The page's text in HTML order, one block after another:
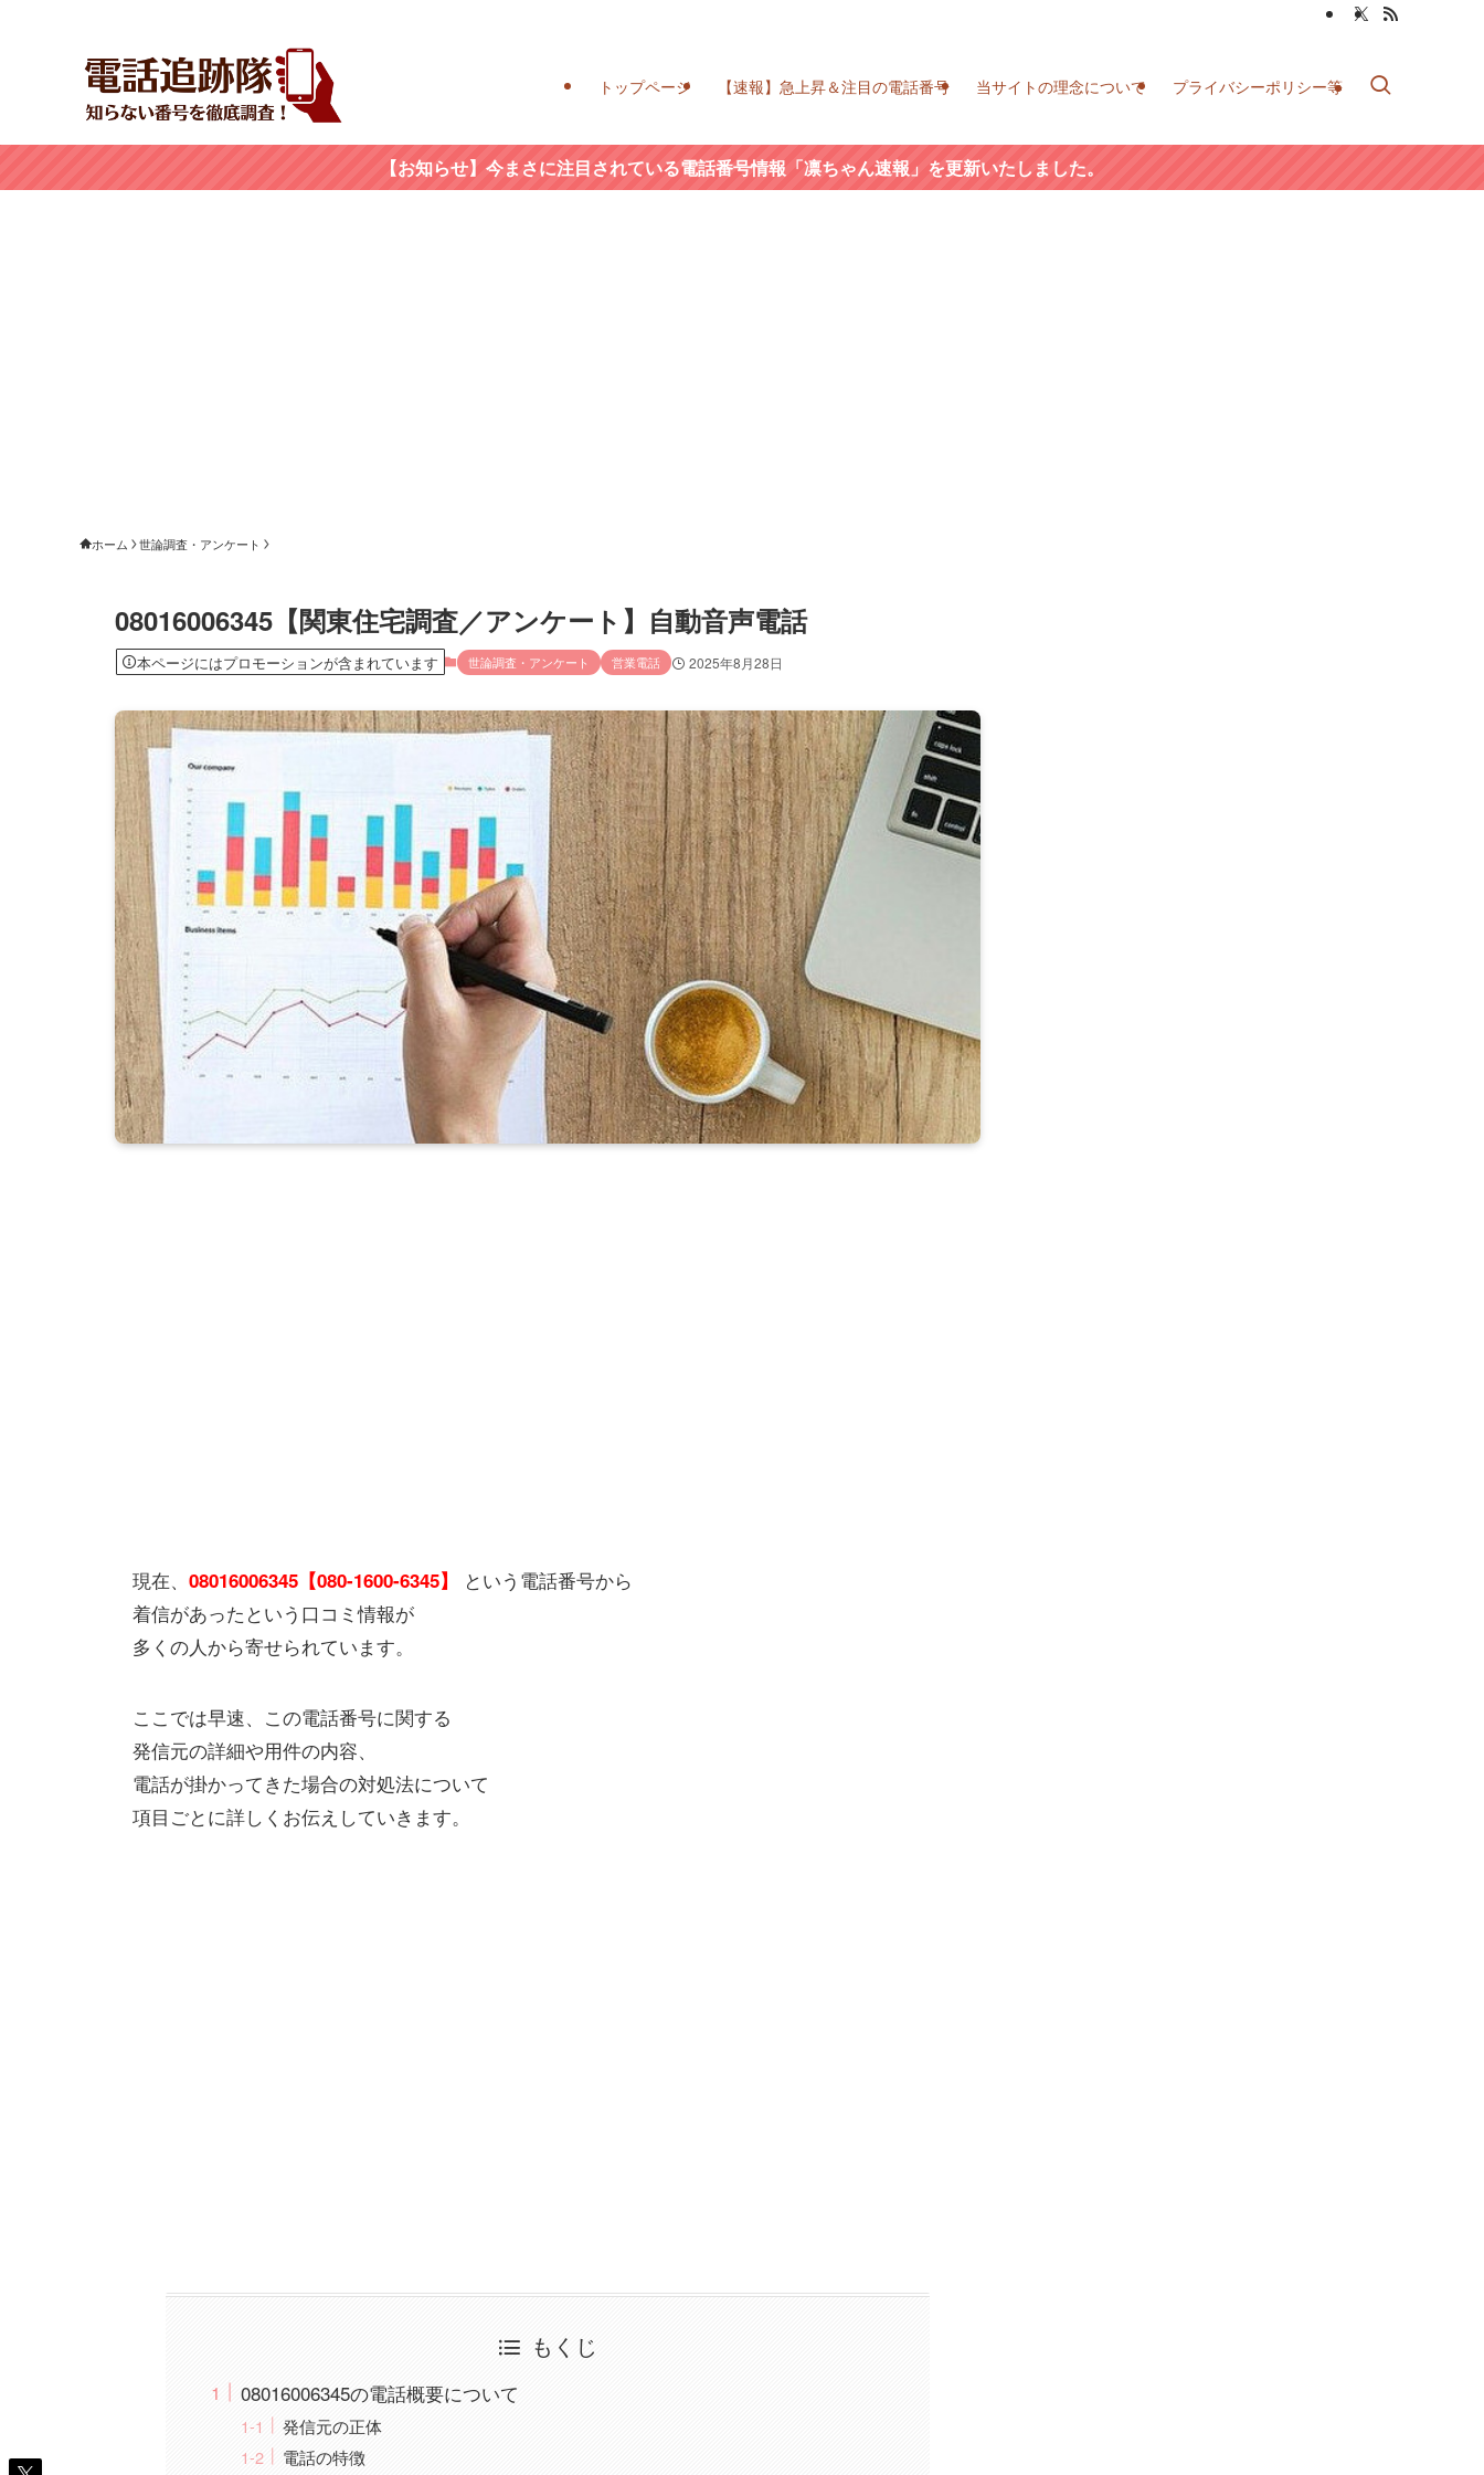
トップページ 【速報】急上昇＆注目の電話番号 当サイトの理念について プライバシーポリシー等
【お知らせ】今まさに注目されている電話番号情報「凛ちゃん速報」を更新いたしました。
ホーム 世論調査・アンケート
08016006345【関東住宅調査／アンケート】自動音声電話
本ページにはプロモーションが含まれています 世論調査・アンケート 営業電話 2025年8月28日
現在、 08016006345【080-1600-6345】
という電話番号から
着信があったという口コミ情報が
多くの人から寄せられています。
ここでは早速、この電話番号に関する
発信元の詳細や用件の内容、
電話が掛かってきた場合の対処法について
項目ごとに詳しくお伝えしていきます。
もくじ
08016006345の電話概要について
発信元の正体
電話の特徴